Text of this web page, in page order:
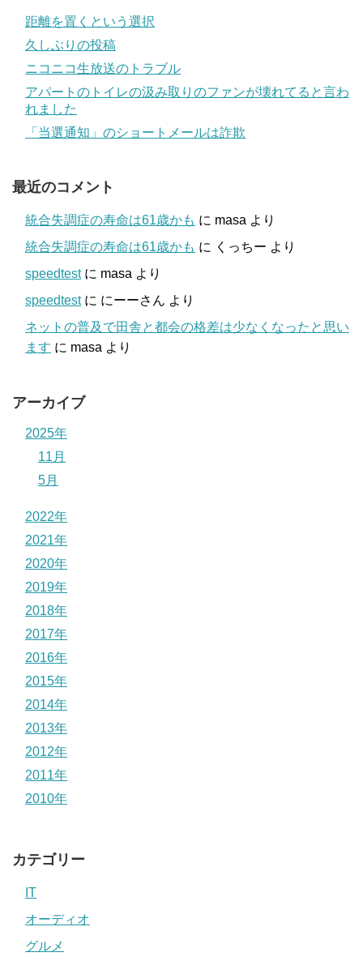
距離を置くという選択
久しぶりの投稿
ニコニコ生放送のトラブル
アパートのトイレの汲み取りのファンが壊れてると言わ
れました
「当選通知」のショートメールは詐欺
最近のコメント
統合失調症の寿命は61歳かも に masa より
統合失調症の寿命は61歳かも に くっちー より
speedtestに masa より
speedtestに にーーさん より
ネットの普及で田舎と都会の格差は少なくなったと思い
ます に masa より
アーカイブ
2025年
11月
5月
2022年
2021年
2020年
2019年
2018年
2017年
2016年
2015年
2014年
2013年
2012年
2011年
2010年
カテゴリー
IT
オーディオ
グルメ